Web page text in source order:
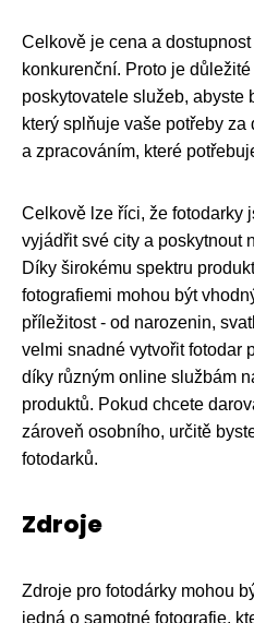
Celkově je cena a
konkurenční. Proto je
poskytovatele služeb, abyste
který splňuje vaše potřeby
a zpracováním, které
Celkově lze říci, že fotodarky
vyjádřit své city a poskytnout
Díky širokému spektru
fotografiemi mohou být
příležitost - od narozenin,
velmi snadné vytvořit fotodar
díky různým online službám
produktů. Pokud chcete
zároveň osobního, určitě
fotodarků.
Zdroje
Zdroje pro fotodárky mohou
jedná o samotné fotografie,